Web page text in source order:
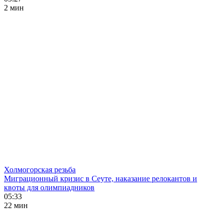
2 мин
Холмогорская резьба
Миграционный кризис в Сеуте, наказание релокантов и
квоты для олимпиадников
05:33
22 мин